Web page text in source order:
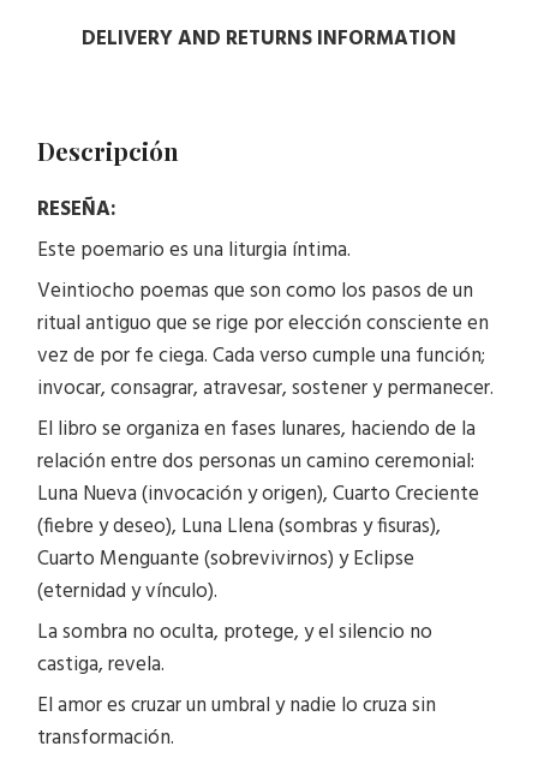
DELIVERY AND RETURNS INFORMATION
Descripción
RESEÑA:
Este poemario es una liturgia íntima.
Veintiocho poemas que son como los pasos de un
ritual antiguo que se rige por elección consciente en
vez de por fe ciega. Cada verso cumple una función;
invocar, consagrar, atravesar, sostener y permanecer.
El libro se organiza en fases lunares, haciendo de la
relación entre dos personas un camino ceremonial:
Luna Nueva (invocación y origen), Cuarto Creciente
(fiebre y deseo), Luna Llena (sombras y fisuras),
Cuarto Menguante (sobrevivirnos) y Eclipse
(eternidad y vínculo).
La sombra no oculta, protege, y el silencio no
castiga, revela.
El amor es cruzar un umbral y nadie lo cruza sin
transformación.